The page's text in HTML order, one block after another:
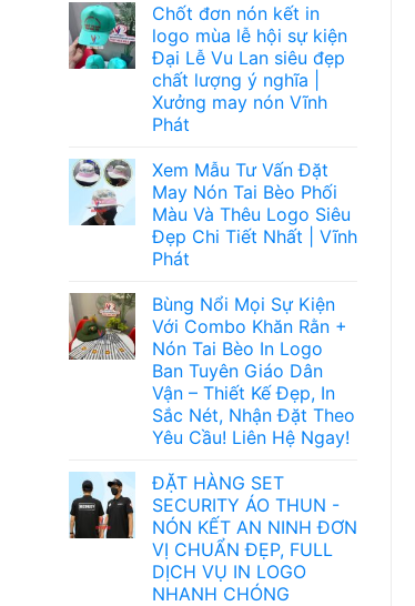
Chốt đơn nón kết in
logo mùa lễ hội sự kiện
Đại Lễ Vu Lan siêu đẹp
chất lượng ý nghĩa |
Xưởng may nón Vĩnh
Phát
Xem Mẫu Tư Vấn Đặt
May Nón Tai Bèo Phối
Màu Và Thêu Logo Siêu
Đẹp Chi Tiết Nhất | Vĩnh
Phát
Bùng Nổi Mọi Sự Kiện
Với Combo Khăn Rằn +
Nón Tai Bèo In Logo
Ban Tuyên Giáo Dân
Vận – Thiết Kế Đẹp, In
Sắc Nét, Nhận Đặt Theo
Yêu Cầu! Liên Hệ Ngay!
ĐẶT HÀNG SET
SECURITY ÁO THUN -
NÓN KẾT AN NINH ĐƠN
VỊ CHUẨN ĐẸP, FULL
DỊCH VỤ IN LOGO
NHANH CHÓNG